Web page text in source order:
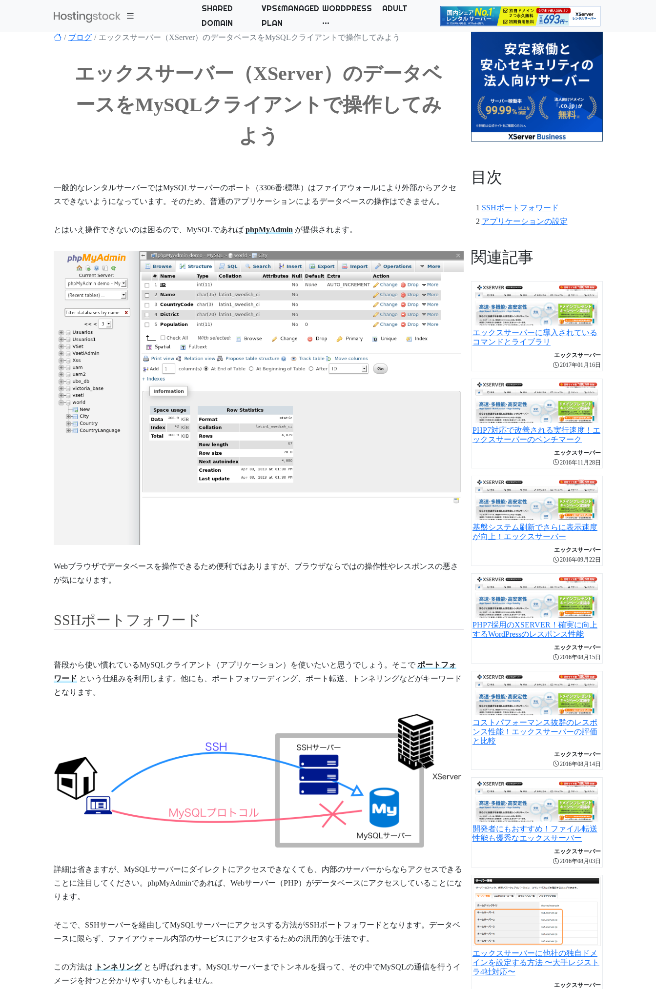
SHARED VPS&MANAGED WORDPRESS
ADULT
DOMAIN
PLAN
ブログ エックスサーバー（XServer）のデータベースをMySQLクライアントで操作してみよう
エックスサーバー（XServer）のデータベ
ースをMySQLクライアントで操作してみ
よう
一般的なレンタルサーバーではMySQLサーバーのポート（3306番:標準）はファイアウォールにより外部からアクセ
スできないようになっています。そのため、普通のアプリケーションによるデータベースの操作はできません。
とはいえ操作できないのは困るので、MySQLであれば phpMyAdmin が提供されます。
Webブラウザでデータベースを操作できるため便利ではありますが、ブラウザならではの操作性やレスポンスの悪さ
が気になります。
SSHポートフォワード
普段から使い慣れているMySQLクライアント（アプリケーション）を使いたいと思うでしょう。そこで ポートフォ
ワード という仕組みを利用します。他にも、ポートフォワーディング、ポート転送、トンネリングなどがキーワード
となります。
詳細は省きますが、MySQLサーバーにダイレクトにアクセスできなくても、内部のサーバーからならアクセスできる
ことに注目してください。phpMyAdminであれば、Webサーバー（PHP）がデータベースにアクセスしていることにな
ります。
そこで、SSHサーバーを経由してMySQLサーバーにアクセスする方法がSSHポートフォワードとなります。データベ
ースに限らず、ファイアウォール内部のサービスにアクセスするための汎用的な手法です。
この方法は トンネリングとも呼ばれます。MySQLサーバーまでトンネルを掘って、その中でMySQLの通信を行うイ
メージを持つと分かりやすいかもしれません。
目次
SSHポートフォワード
アプリケーションの設定
関連記事
エックスサーバーに導入されている
コマンドとライブラリ
エックスサーバー
2017年01月16日
PHP7対応で改善される実行速度！エ
ックスサーバーのベンチマーク
エックスサーバー
2016年11月28日
基盤システム刷新でさらに表示速度
が向上！エックスサーバー
エックスサーバー
2016年09月22日
PHP7採用のXSERVER！確実に向上
するWordPressのレスポンス性能
エックスサーバー
2016年08月15日
コストパフォーマンス抜群のレスポ
ンス性能！エックスサーバーの評価
と比較
エックスサーバー
2016年08月14日
開発者にもおすすめ！ファイル転送
性能も優秀なエックスサーバー
エックスサーバー
2016年08月03日
エックスサーバーに他社の独自ドメ
インを設定する方法 〜大手レジスト
ラ4社対応〜
エックスサーバー